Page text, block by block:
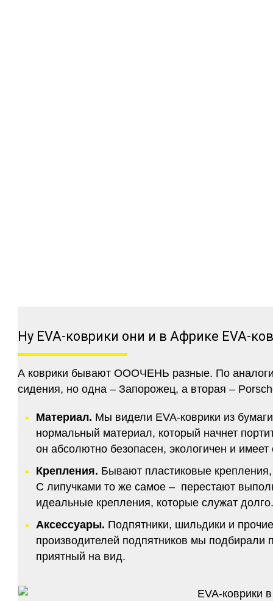
Ну EVA-коврики они и в Африке EVA-
А коврики бывают ОООЧЕНЬ разные. По
сидения, но одна – Запорожец, а вторая –
Материал. Мы видели EVA-коврики из
нормальный материал, который начнет
он абсолютно безопасен, экологичен и
Крепления. Бывают пластиковые
С липучками то же самое – перестают
идеальные крепления, которые служат
Аксессуары. Подпятники, шильдики и
производителей подпятников мы подбирали
приятный на вид.